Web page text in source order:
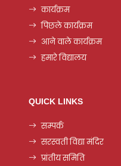
कार्यक्रम
पिछले कार्यक्रम
आने वाले कार्यक्रम
हमारे विद्यालय
QUICK LINKS
सम्पर्क
सरस्वती विद्या मंदिर
प्रांतीय समिति